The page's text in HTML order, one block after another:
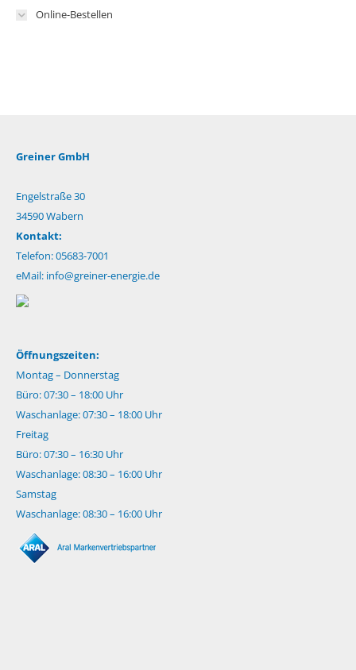
Online-Bestellen
Greiner GmbH
Engelstraße 30
34590 Wabern
Kontakt:
Telefon: 05683-7001
eMail: info@greiner-energie.de
Öffnungszeiten:
Montag – Donnerstag
Büro: 07:30 – 18:00 Uhr
Waschanlage: 07:30 – 18:00 Uhr
Freitag
Büro: 07:30 – 16:30 Uhr
Waschanlage: 08:30 – 16:00 Uhr
Samstag
Waschanlage: 08:30 – 16:00 Uhr